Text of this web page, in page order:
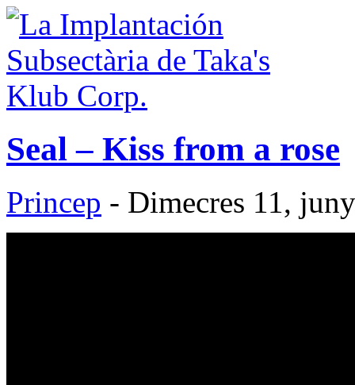
Seal – Kiss from a rose
Princep - Dimecres 11,